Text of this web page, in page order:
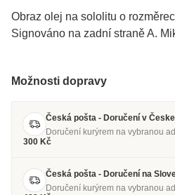
Obraz olej na sololitu o
Signováno na zadní straně A.
Možnosti dopravy
Česká pošta - Doručení v
Doručení kurýrem na vybranou
300 Kč
Česká pošta - Doručení na
Doručení kurýrem na vybranou